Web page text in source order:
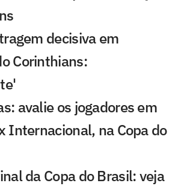
decisiva em
Corinthians:
avalie os jogadores em
Internacional, na Copa do
da Copa do Brasil: veja